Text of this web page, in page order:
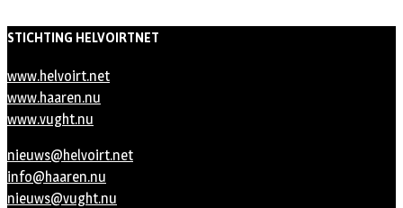
STICHTING HELVOIRTNET
www.helvoirt.net
www.haaren.nu
www.vught.nu
nieuws@helvoirt.net
info@haaren.nu
nieuws@vught.nu